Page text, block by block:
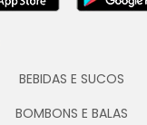
BEBIDAS E SUCOS
BOMBONS E BALAS